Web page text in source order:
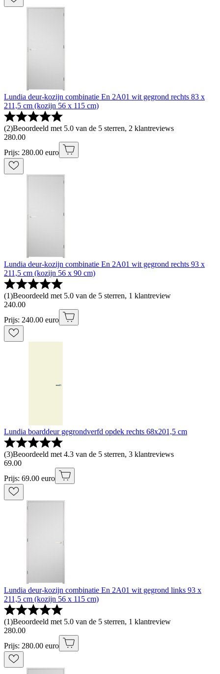
Lundia deur-kozijn combinatie En 2A01 wit gegrond rechts 83 x
211,5 cm (kozijn 56 x 115 cm)
(2)Beoordeeld met 5.0 van de 5 sterren, 2 klantreviews
280.00
Prijs: 280.00 euro
Lundia deur-kozijn combinatie En 2A01 wit gegrond rechts 93 x
211,5 cm (kozijn 56 x 90 cm)
(1)Beoordeeld met 5.0 van de 5 sterren, 1 klantreview
240.00
Prijs: 240.00 euro
Lundia boarddeur gegrondverfd opdek rechts 68x201,5 cm
(3)Beoordeeld met 4.3 van de 5 sterren, 3 klantreviews
69.00
Prijs: 69.00 euro
Lundia deur-kozijn combinatie En 2A01 wit gegrond links 93 x
211,5 cm (kozijn 56 x 115 cm)
(1)Beoordeeld met 5.0 van de 5 sterren, 1 klantreview
280.00
Prijs: 280.00 euro